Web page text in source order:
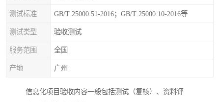
测试标准 GB/T 25000.51-2016；GB/T 25000.10-2016等
测试类型 验收测试
服务范围 全国
产地 广州
信息化项目验收内容一般包括测试（复核）、资料评